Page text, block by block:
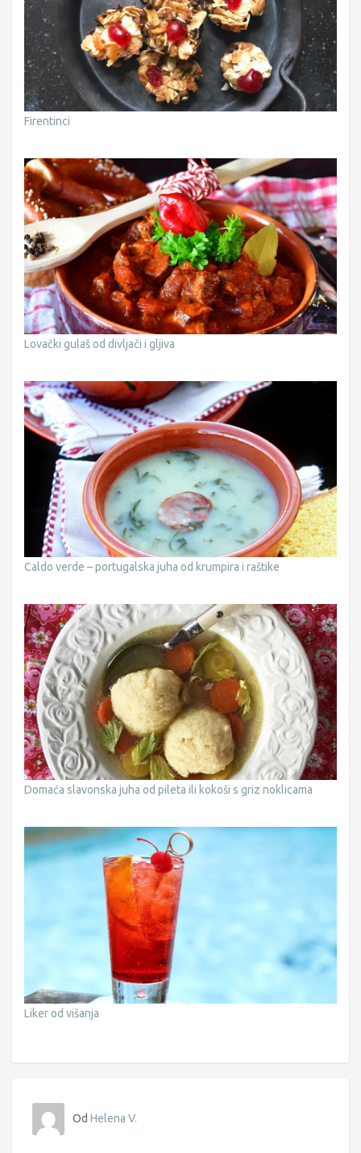
Firentinci
Lovački gulaš od divljači i gljiva
Caldo verde – portugalska juha od krumpira i raštike
Domaća slavonska juha od pileta ili kokoši s griz noklicama
Liker od višanja
Od Helena V.